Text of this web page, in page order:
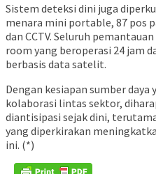
Sistem deteksi dini juga
menara mini portable, 87 pos
dan CCTV. Seluruh
room yang beroperasi 24 jam
berbasis data satelit.
Dengan kesiapan sumber
kolaborasi lintas sektor,
diantisipasi sejak dini,
yang diperkirakan
ini. (*)